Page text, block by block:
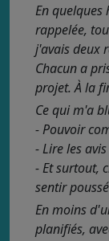
En
rappelée,
j'avais deux
Chacun a
projet. À la
Ce qui m'a
- Pouvoir
- Lire les
- Et surtout,
sentir
En moins
planifiés,